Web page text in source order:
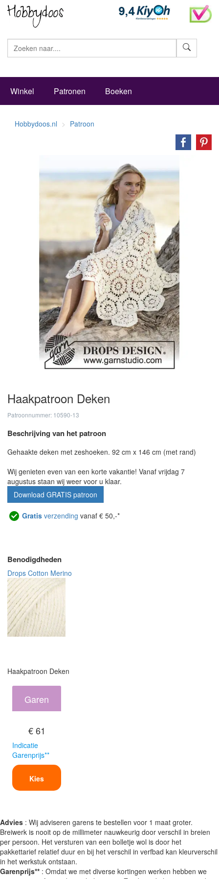
Winkel Patronen Boeken
Hobbydoos.nl Patroon
Haakpatroon Deken
Patroonnummer: 10590-13
Beschrijving van het patroon
Gehaakte deken met zeshoeken. 92 cm x 146 cm (met rand)
Wij genieten even van een korte vakantie! Vanaf vrijdag 7
augustus staan wij weer voor u klaar.
Download GRATIS patroon
Gratis verzending vanaf € 50,-*
Benodigdheden
Drops Cotton Merino
Haakpatroon Deken
Garen
€ 61
Indicatie
Garenprijs**
Kies
Advies : Wij adviseren garens te bestellen voor 1 maat groter.
Breiwerk is nooit op de millimeter nauwkeurig door verschil in breien
per persoon. Het versturen van een bolletje wol is door het
pakkettarief relatief duur en bij het verschil in verfbad kan kleurverschil
in het werkstuk ontstaan.
Garenprijs** : Omdat we met diverse kortingen werken hebben we